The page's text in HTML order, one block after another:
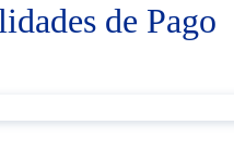
de Pago